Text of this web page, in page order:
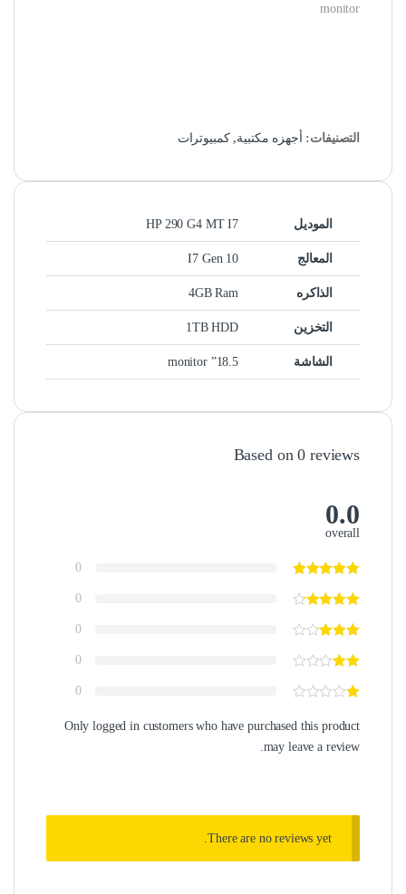
monitor
التصنيفات: أجهزه مكتبية,كمبيوترات
الموديل HP 290 G4 MT I7
المعالج I7 Gen 10
الذاكره 4GB Ram
التخزين 1TB HDD
الشاشة 18.5” monitor
Based on 0 reviews
0.0
overall
0
0
0
0
0
Only logged in customers who have purchased this product
may leave a review.
There are no reviews yet.